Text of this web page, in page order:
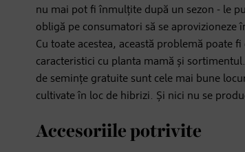
nu mai pot fi înmulțite după un sezon - le
obligă pe consumatori să se aprovizioneze
Cu toate acestea, această problemă poate
caracteristici cu planta mamă și
de semințe gratuite sunt cele mai bune
cultivate în loc de hibrizi. Și nici nu se
Accesoriile potrivite